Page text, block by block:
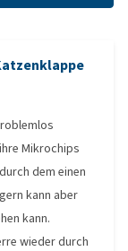
Mikrochips
dem einen
kann aber
kann.
wieder durch